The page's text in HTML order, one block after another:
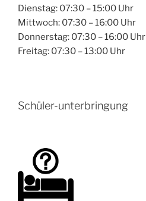
Dienstag: 07:30 – 15:00 Uhr
Mittwoch: 07:30 – 16:00 Uhr
Donnerstag: 07:30 – 16:00 Uhr
Freitag: 07:30 – 13:00 Uhr
Schüler-unterbringung